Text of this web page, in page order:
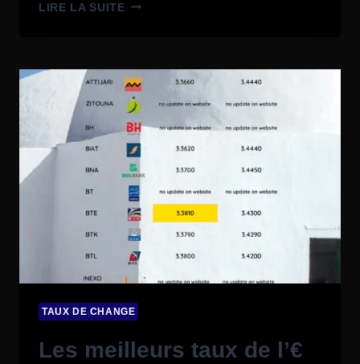
LIRE LA SUITE
TAUX DE CHANGE
Les meilleurs taux de l’€